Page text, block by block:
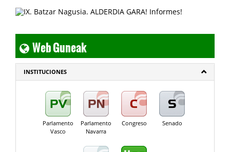
Web Guneak
INSTITUCIONES
Parlamento
Vasco
Parlamento
Navarra
Congreso Senado